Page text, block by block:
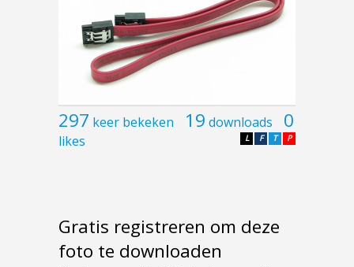
297 keer bekeken 19 downloads 0
likes P
T
F
L
Gratis registreren om deze
foto te downloaden